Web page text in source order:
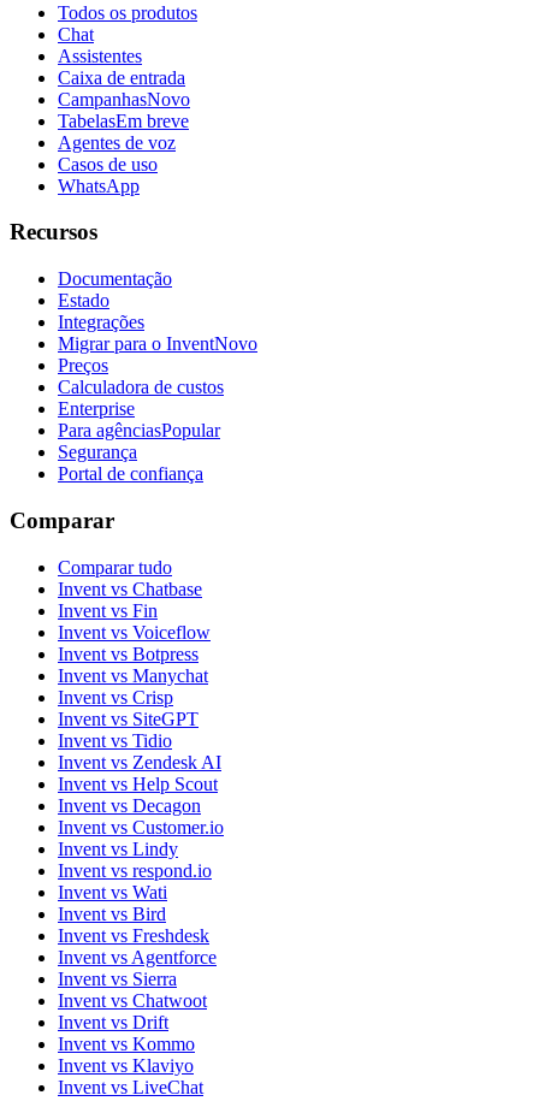
Todos os produtos
Chat
Assistentes
Caixa de entrada
CampanhasNovo
TabelasEm breve
Agentes de voz
Casos de uso
WhatsApp
Recursos
Documentação
Estado
Integrações
Migrar para o InventNovo
Preços
Calculadora de custos
Enterprise
Para agênciasPopular
Segurança
Portal de confiança
Comparar
Comparar tudo
Invent vs Chatbase
Invent vs Fin
Invent vs Voiceflow
Invent vs Botpress
Invent vs Manychat
Invent vs Crisp
Invent vs SiteGPT
Invent vs Tidio
Invent vs Zendesk AI
Invent vs Help Scout
Invent vs Decagon
Invent vs Customer.io
Invent vs Lindy
Invent vs respond.io
Invent vs Wati
Invent vs Bird
Invent vs Freshdesk
Invent vs Agentforce
Invent vs Sierra
Invent vs Chatwoot
Invent vs Drift
Invent vs Kommo
Invent vs Klaviyo
Invent vs LiveChat